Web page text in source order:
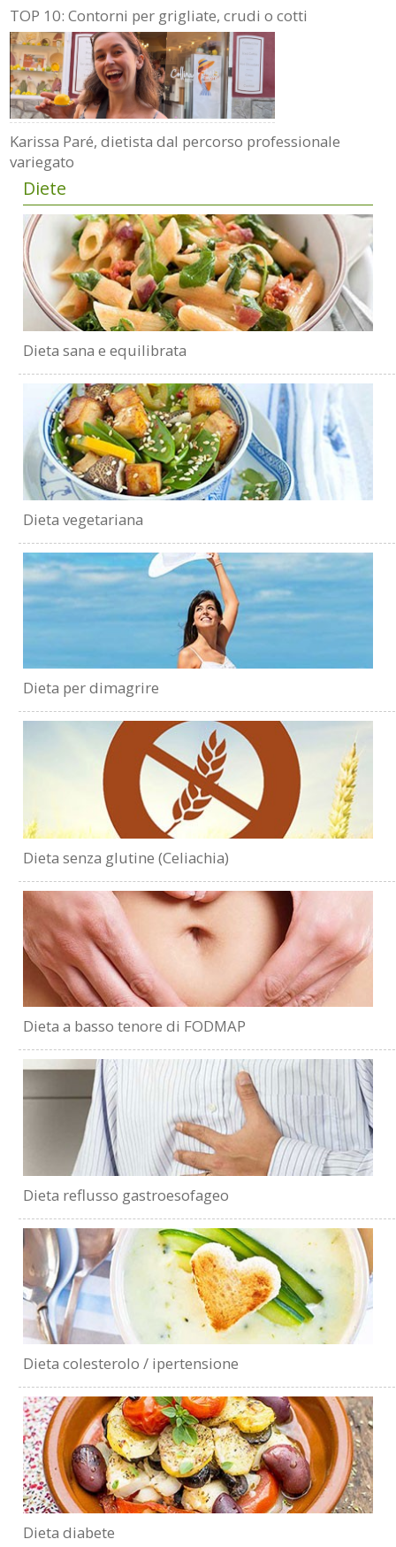
TOP 10: Contorni per grigliate, crudi o cotti
Karissa Paré, dietista dal percorso professionale
variegato
Diete
Dieta sana e equilibrata
Dieta vegetariana
Dieta per dimagrire
Dieta senza glutine (Celiachia)
Dieta a basso tenore di FODMAP
Dieta reflusso gastroesofageo
Dieta colesterolo / ipertensione
Dieta diabete